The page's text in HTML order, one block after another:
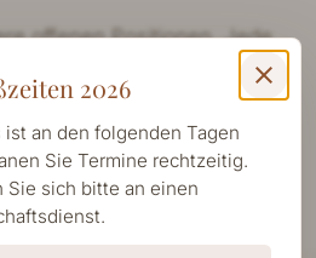
offenen Positionen. Jede
dem CMS generiert und ist
close
2026
an den folgenden Tagen
Sie Termine rechtzeitig.
sich bitte an einen